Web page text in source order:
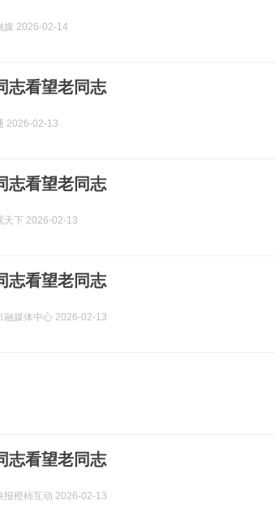
媒 2026-02-14
志看望老同志
2026-02-13
志看望老同志
天下 2026-02-13
志看望老同志
融媒体中心 2026-02-13
志看望老同志
报橙柿互动 2026-02-13